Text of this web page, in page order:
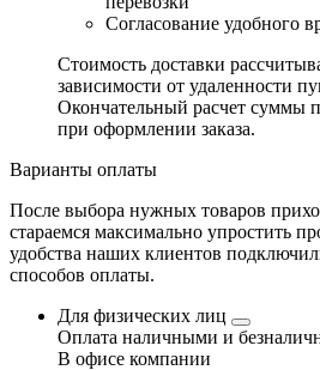
Согласование удобного
Стоимость доставки
зависимости от удаленности
Окончательный расчет суммы
при оформлении заказа.
Варианты оплаты
После выбора нужных товаров
стараемся максимально упростить
удобства наших клиентов
способов оплаты.
Для физических лиц
Оплата наличными и
В офисе компании